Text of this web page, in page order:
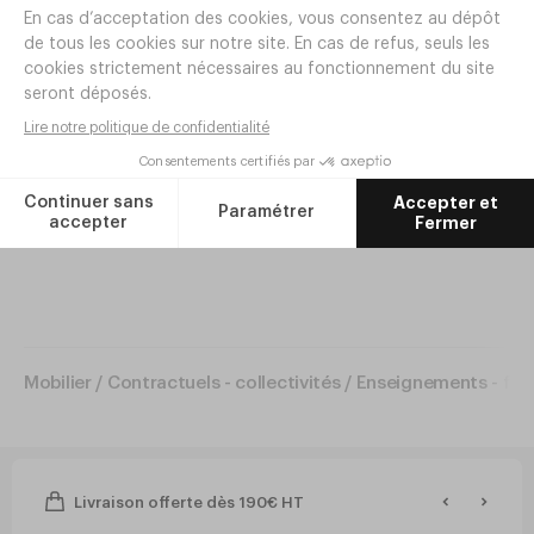
Retrouvez tous les produits de la collectionNAUTILUSainsi
que le produit dans une autre dimension ci-dessous : Taille
3.
Réf. AH19
22,00€ HT
Mobilier / Contractuels - collectivités / Enseignements -
Livraison offerte dès 190€ HT